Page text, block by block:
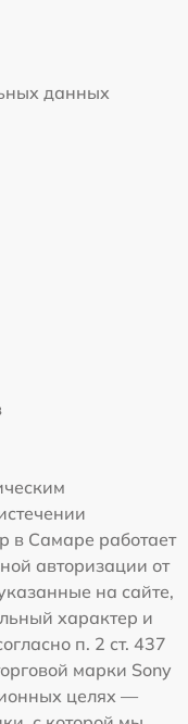
данных
в Самаре работает
авторизации от
на сайте,
характер и
п. 2 ст. 437
марки Sony
целях —